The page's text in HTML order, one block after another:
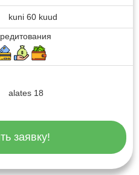
kuni 60 kuud
alates 18
заявку!